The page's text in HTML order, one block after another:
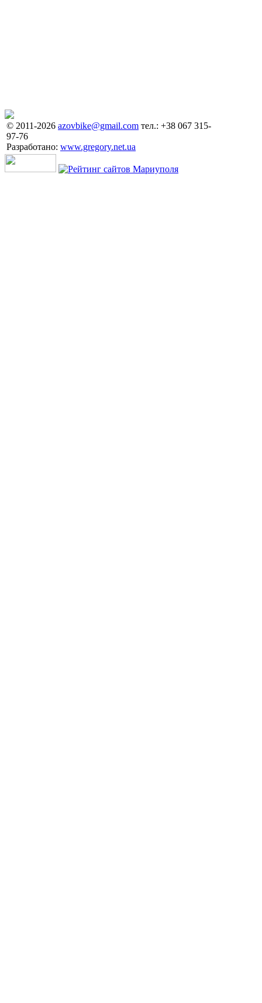
© 2011-2026 azovbike@gmail.com тел.: +38 067 315-
97-76
Разработано: www.gregory.net.ua